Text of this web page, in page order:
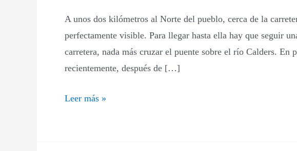
A unos dos kilómetros al Norte del pueblo, cerca de la
perfectamente visible. Para llegar hasta ella hay que seguir
carretera, nada más cruzar el puente sobre el río Calders. En
recientemente, después de […]
Moros
Leer más »